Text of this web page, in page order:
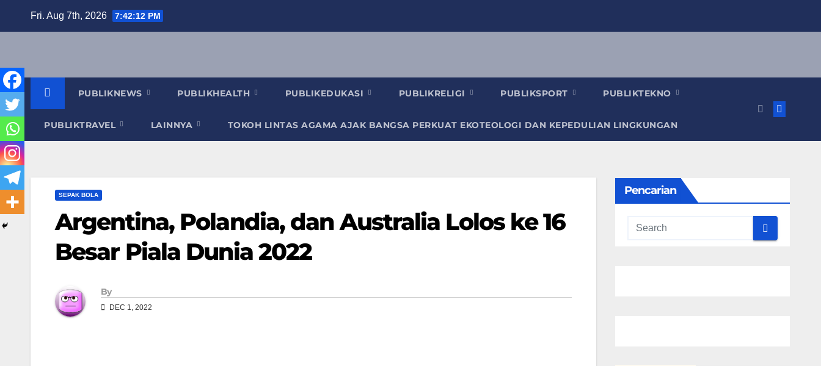
Fri. Aug 7th, 2026 7:42:13 PM
PUBLIKNEWS PUBLIKHEALTH PUBLIKEDUKASI PUBLIKRELIGI PUBLIKSPORT PUBLIKTEKNO
PUBLIKTRAVEL LAINNYA TOKOH LINTAS AGAMA AJAK BANGSA PERKUAT EKOTEOLOGI DAN KEPEDULIAN LINGKUNGAN
SEPAK BOLA
Argentina, Polandia, dan Australia Lolos ke 16
Besar Piala Dunia 2022
By
DEC 1, 2022
Pencarian